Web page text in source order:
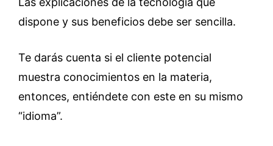
dispone y sus beneficios debe ser sencilla.
Te darás cuenta si el cliente potencial
muestra conocimientos en la materia,
entonces, entiéndete con este en su mismo
“idioma”.